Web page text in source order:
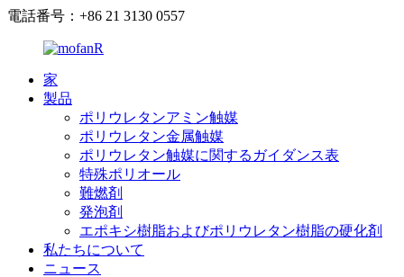
電話番号：+86 21 3130 0557
家
製品
ポリウレタンアミン触媒
ポリウレタン金属触媒
ポリウレタン触媒に関するガイダンス表
特殊ポリオール
難燃剤
発泡剤
エポキシ樹脂およびポリウレタン樹脂の硬化剤
私たちについて
ニュース